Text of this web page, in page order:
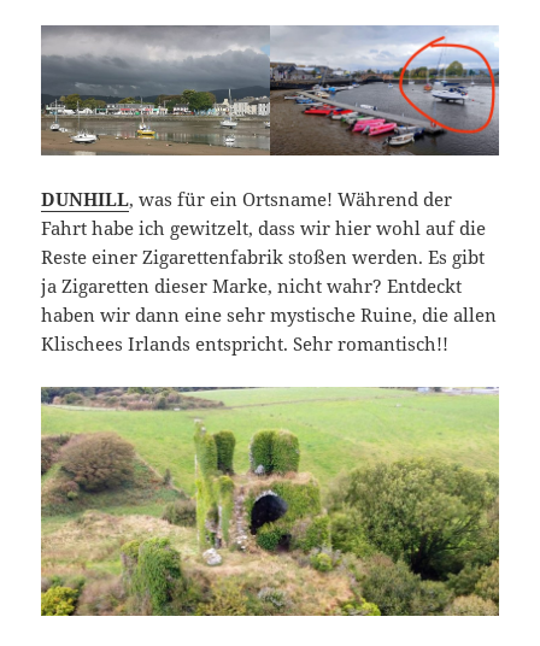
DUNHILL, was für ein Ortsname! Während der
Fahrt habe ich gewitzelt, dass wir hier wohl auf die
Reste einer Zigarettenfabrik stoßen werden. Es gibt
ja Zigaretten dieser Marke, nicht wahr? Entdeckt
haben wir dann eine sehr mystische Ruine, die allen
Klischees Irlands entspricht. Sehr romantisch!!